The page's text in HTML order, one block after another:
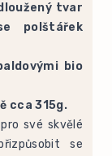
tvar
polštářek
bio
cca 315g.
své skvělé
se